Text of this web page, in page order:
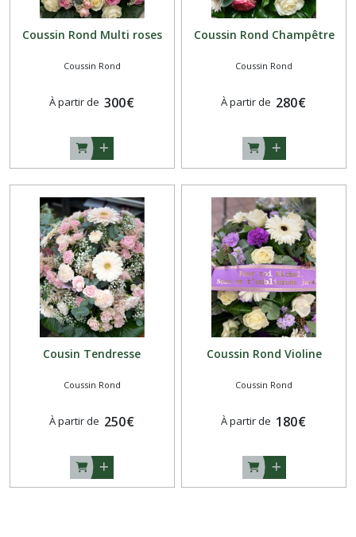
Coussin Rond Multi roses
Coussin Rond
À partir de 300€
Coussin Rond Champêtre
Coussin Rond
À partir de 280€
Cousin Tendresse
Coussin Rond
À partir de 250€
Coussin Rond Violine
Coussin Rond
À partir de 180€